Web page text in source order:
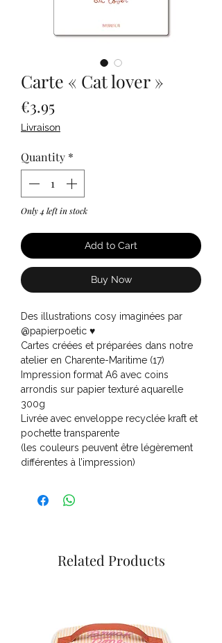
Carte « Cat lover »
€3.95Price
Livraison
Quantity *
Only 4 left in stock
Add to Cart
Buy Now
Des illustrations cosy imaginées par
@papierpoetic ♥
Cartes créées et préparées dans notre
atelier en Charente-Maritime (17)
Impression format A6 avec coins
arrondis sur papier texturé aquarelle
300g
Livrée avec enveloppe recyclée kraft et
pochette transparente
(les couleurs peuvent être légèrement
différentes à l’impression)
Related Products